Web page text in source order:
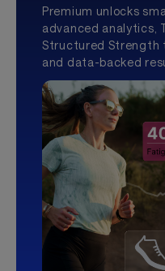
Premium unlocks
advanced analytics,
Structured Strength
and data-backed